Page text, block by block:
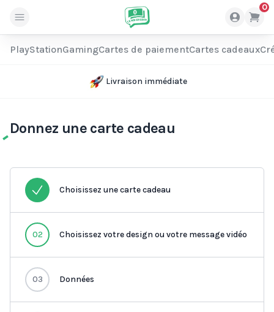
0
PlayStationGamingCartes de paiementCartes cadeaux
Livraison immédiate
Donnez une carte cadeau
Choisissez une carte cadeau
02 Choisissez votre design ou votre message vidéo
03 Données